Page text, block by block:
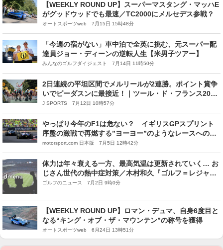
【WEEKLY ROUND UP】スーパーマスタング・マッハE
がグッドウッドでも最速／TC2000にメルセデス参戦？
オートスポーツweb 7月15日 15時48分
「今週の宿がない」車中泊で全英に挑む、元スーパー配
達員ジョー・ディーンの逆転人生【米男子ツアー】
みんなのゴルフダイジェスト 7月14日 11時50分
2日連続の平坦区間でメルリールが2連勝。ポイント賞争
いでピーダスンに最接近！｜ツール・ド・フランス2026
レースレポート：第8ステージ
J SPORTS 7月12日 10時57分
やっぱり今年のF1は危ない？ イギリスGPスプリント
序盤の激戦で再燃する”ヨーヨー”のようなレースへの批
判
motorsport.com 日本版 7月5日 12時42分
体力は年々衰える一方、最高気温は更新されていく… お
じさん世代の熱中症対策／木村和久『ゴルフ＝レジャー
宣言』
ゴルフのニュース 7月2日 9時0分
【WEEKLY ROUND UP】ロマン・デュマ、自身6度目と
なる“キング・オブ・ザ・マウンテン”の称号を獲得
オートスポーツweb 6月24日 13時51分